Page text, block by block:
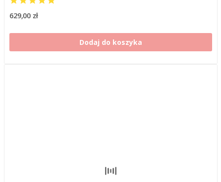
629,00 zł
Dodaj do koszyka